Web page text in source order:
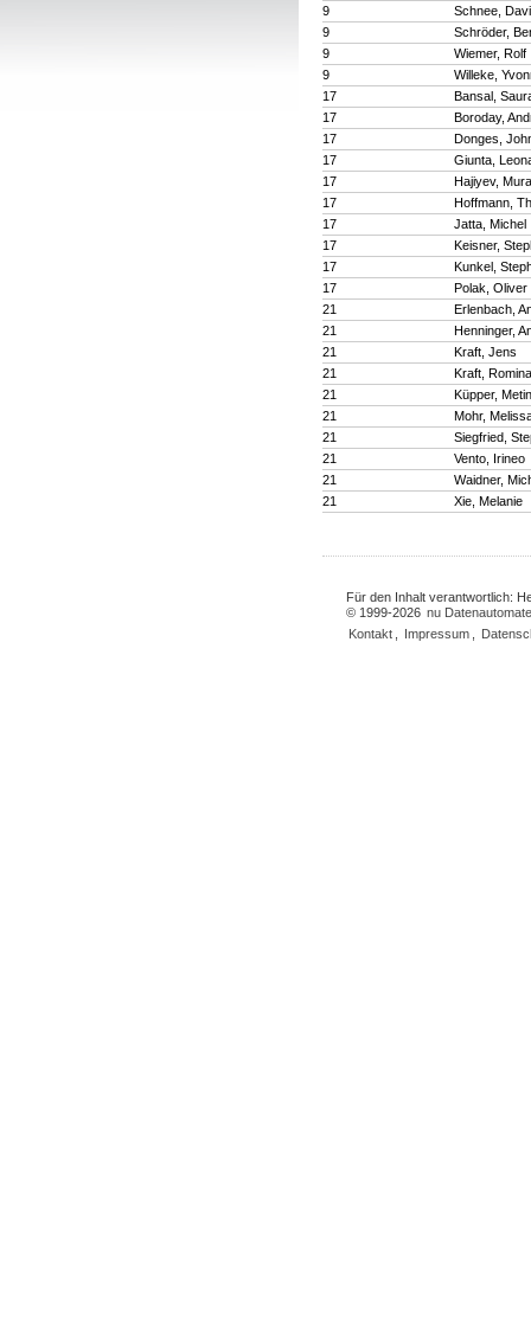
9
Schnee,
9
Schröder,
9
Wiemer, Rolf
9
Willeke,
17
Bansal,
17
Boroday,
17
Donges,
17
Giunta,
17
Hajiyev,
17
Hoffmann,
17
Jatta, Michel
17
Keisner,
17
Kunkel,
17
Polak, Oliver
21
Erlenbach,
21
Henninger,
21
Kraft, Jens
21
Kraft, Romina
21
Küpper, Metin
21
Mohr,
21
Siegfried,
21
Vento, Irineo
21
Waidner,
21
Xie, Melanie
Für den Inhalt verantwortlich:
© 1999-2026 nu
Kontakt
Impressum